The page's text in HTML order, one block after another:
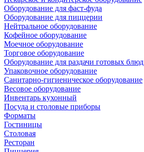
Оборудование для фаст-фуда
Оборудование для пиццерии
Нейтральное оборудование
Кофейное оборудование
Моечное оборудование
Торговое оборудование
Оборудование для раздачи готовых блюд
Упаковочное оборудование
Санитарно-гигиеническое оборудование
Весовое оборудование
Инвентарь кухонный
Посуда и столовые приборы
Форматы
Гостиницы
Столовая
Ресторан